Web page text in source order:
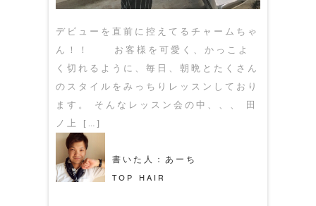
デビューを直前に控えてるチャームちゃ
ん！！ お客様を可愛く、かっこよ
く切れるように、毎日、朝晩とたくさん
のスタイルをみっちりレッスンしており
ます。 そんなレッスン会の中、、、 田
ノ上 […]
書いた人：あーち
TOP HAIR